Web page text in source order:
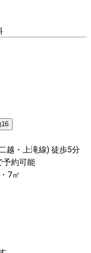
16
越・上滝線) 徒歩5分
予約可能
7㎡